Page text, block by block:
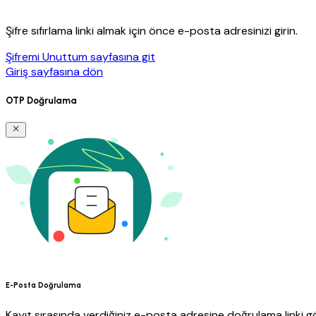
Şifre sıfırlama linki almak için önce e-posta adresinizi girin.
Şifremi Unuttum sayfasına git
Giriş sayfasına dön
OTP Doğrulama
E-Posta Doğrulama